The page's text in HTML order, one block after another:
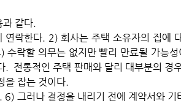
과 같다.
연락한다. 2) 회사는 주택 소유자의 집에
락할 의무는 없지만 빨리 만료될 가능성
.  전통적인 주택 판매와 달리 대부분의 경
을 잡는 것이다.
그러나 결정을 내리기 전에 계약서와 기